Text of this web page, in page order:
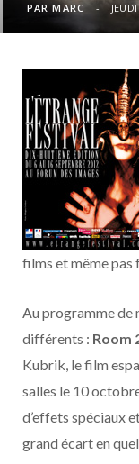
PAR MARC
films et même pas
Au programme de
différents : Room
Kubrik, le film
salles le 10
d’effets spéciaux
grand écart en